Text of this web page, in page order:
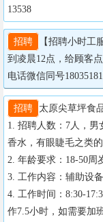
13538
招聘
【招聘小时工
到凌晨12点，给顾客
电话微信同号
招聘
太原尖草坪食
1. 招聘人数：7人，
香水，有眼睫毛之类的
2. 年龄要求：18-50周
3. 工作内容：辅助设
4. 工作时间：8:30-
作7.5小时，如需要加